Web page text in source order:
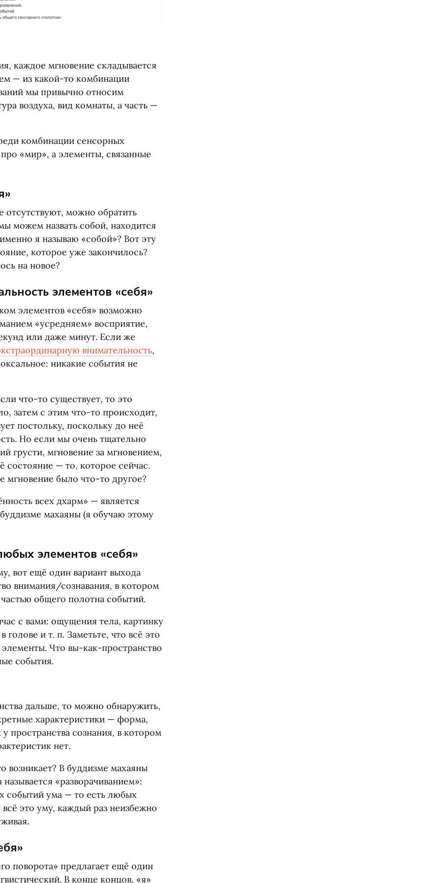
каждое мгновение складывается
— из какой-то комбинации
мы привычно относим
воздуха, вид комнаты, а часть —
комбинации сенсорных
«мир», а элементы, связанные
можно обратить
можем назвать собой, находится
я называю «собой»? Вот эту
которое уже закончилось?
на новое?
элементов «себя»
элементов «себя» возможно
«усредняем» восприятие,
или даже минут. Если же
внимательность,
никакие события не
что-то существует, то это
затем с этим что-то происходит,
постольку, поскольку до неё
Но если мы очень тщательно
грусти, мгновение за мгновением,
состояние — то, которое сейчас.
мгновение было что-то другое?
всех дхарм» — является
махаяны (я обучаю этому
элементов «себя»
вот ещё один вариант выхода
внимания/сознавания, в котором
общего полотна событий.
с вами: ощущения тела, картинку
голове и т. п. Заметьте, что всё это
Что вы-как-пространство
события.
дальше, то можно обнаружить,
характеристики — форма,
пространства сознания, в котором
нет.
возникает? В буддизме махаяны
«разворачиванием»:
событий ума — то есть любых
это уму, каждый раз неизбежно
поворота» предлагает ещё один
В конце концов, «я»